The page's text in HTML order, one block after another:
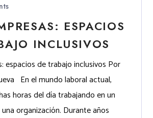
ESPACIOS
INCLUSIVOS
espacios de trabajo inclusivos Por
En el mundo laboral actual,
horas del día trabajando en un
organización. Durante años